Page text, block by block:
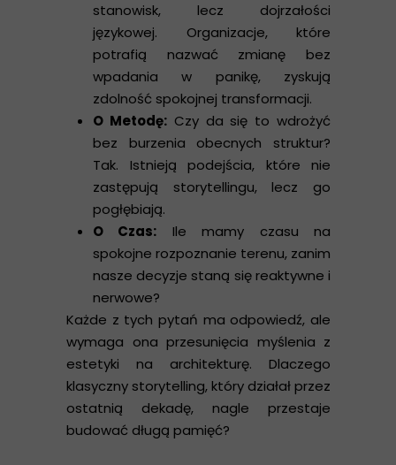
stanowisk, lecz dojrzałości
językowej. Organizacje, które
potrafią nazwać zmianę bez
wpadania w panikę, zyskują
zdolność spokojnej transformacji.
O Metodę:Czy da się to wdrożyć
bez burzenia obecnych struktur?
Tak. Istnieją podejścia, które nie
zastępują storytellingu, lecz go
pogłębiają.
O Czas: Ile mamy czasu na
spokojne rozpoznanie terenu, zanim
nasze decyzje staną się reaktywne i
nerwowe?
Każde z tych pytań ma odpowiedź, ale
wymaga ona przesunięcia myślenia z
estetyki na architekturę. Dlaczego
klasyczny storytelling, który działał przez
ostatnią dekadę, nagle przestaje
budować długą pamięć?